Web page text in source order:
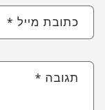
כתובת מייל *
תגובה *